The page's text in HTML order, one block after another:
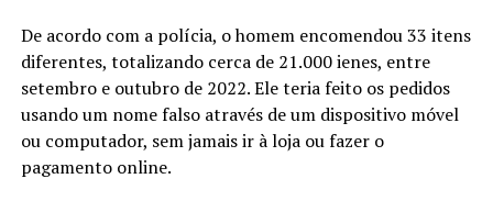
De acordo com a polícia, o homem encomendou 33 itens
diferentes, totalizando cerca de 21.000 ienes, entre
setembro e outubro de 2022. Ele teria feito os pedidos
usando um nome falso através de um dispositivo móvel
ou computador, sem jamais ir à loja ou fazer o
pagamento online.